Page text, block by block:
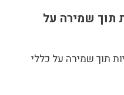
תוך שמירה על
תוך שמירה על כללי